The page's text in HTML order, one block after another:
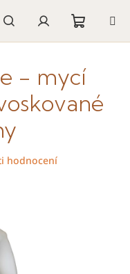
HledatPřihlášení
košík
- mycí
hodnocení